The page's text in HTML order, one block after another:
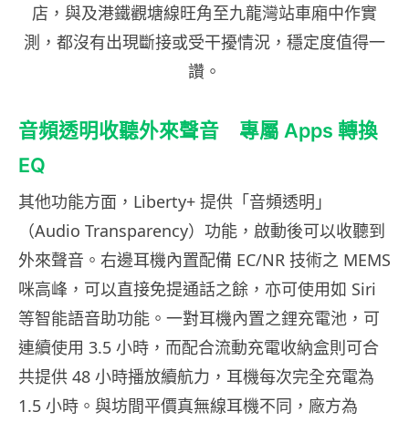
店，與及港鐵觀塘線旺角至九龍灣站車廂中作實
測，都沒有出現斷接或受干擾情況，穩定度值得一
讚。
音頻透明收聽外來聲音 專屬 Apps 轉換
EQ
其他功能方面，Liberty+ 提供「音頻透明」
（Audio Transparency）功能，啟動後可以收聽到
外來聲音。右邊耳機內置配備 EC/NR 技術之 MEMS
咪高峰，可以直接免提通話之餘，亦可使用如 Siri
等智能語音助功能。一對耳機內置之鋰充電池，可
連續使用 3.5 小時，而配合流動充電收納盒則可合
共提供 48 小時播放續航力，耳機每次完全充電為
1.5 小時。與坊間平價真無線耳機不同，廠方為